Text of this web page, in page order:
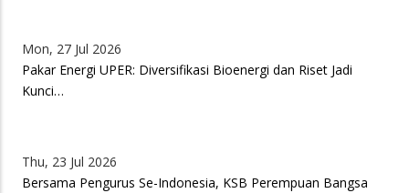
Mon, 27 Jul 2026
Pakar Energi UPER: Diversifikasi Bioenergi dan Riset Jadi
Kunci…
Thu, 23 Jul 2026
Bersama Pengurus Se-Indonesia, KSB Perempuan Bangsa